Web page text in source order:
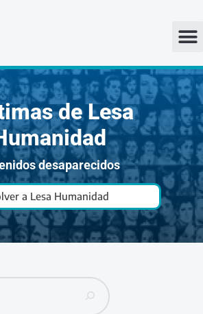
de Lesa
desaparecidos
a Lesa Humanidad